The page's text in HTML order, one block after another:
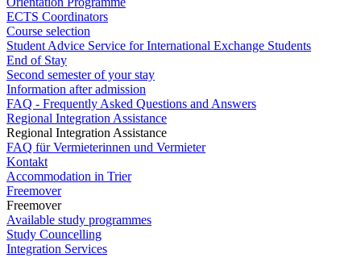
ECTS Coordinators
Course selection
Student Advice Service for International Exchange Students
End of Stay
Second semester of your stay
Information after admission
FAQ - Frequently Asked Questions and Answers
Regional Integration Assistance
Regional Integration Assistance
FAQ für Vermieterinnen und Vermieter
Kontakt
Accommodation in Trier
Freemover
Freemover
Available study programmes
Study Councelling
Integration Services